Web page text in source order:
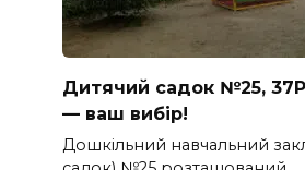
Дитячий садок №25,
— ваш вибір!
Дошкільний навчальний